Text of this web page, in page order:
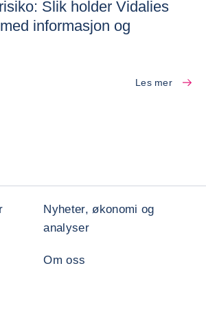
Slik holder Vidalies
informasjon og
Les mer
Nyheter, økonomi og
analyser
Om oss